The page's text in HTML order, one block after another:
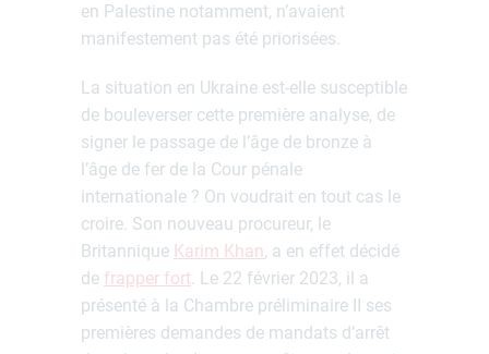
en Palestine notamment, n’avaient
manifestement pas été priorisées.
La situation en Ukraine est-elle susceptible
de bouleverser cette première analyse, de
signer le passage de l’âge de bronze à
l’âge de fer de la Cour pénale
internationale ? On voudrait en tout cas le
croire. Son nouveau procureur, le
Britannique Karim Khan, a en effet décidé
de frapper fort. Le 22 février 2023, il a
présenté à la Chambre préliminaire II ses
premières demandes de mandats d’arrêt